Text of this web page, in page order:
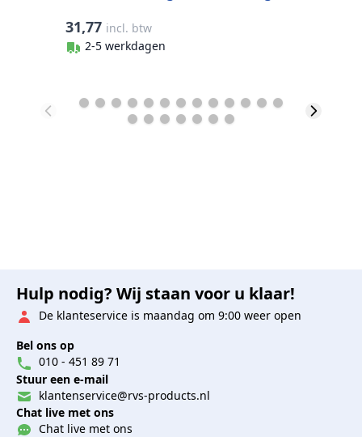
31,77 incl. btw
2-5 werkdagen
Hulp nodig? Wij staan voor u klaar!
De klanteservice is maandag om 9:00 weer open
Bel ons op
010 - 451 89 71
Stuur een e-mail
klantenservice@rvs-products.nl
Chat live met ons
Chat live met ons